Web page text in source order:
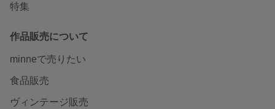
特集
作品販売について
minneで売りたい
食品販売
ヴィンテージ販売